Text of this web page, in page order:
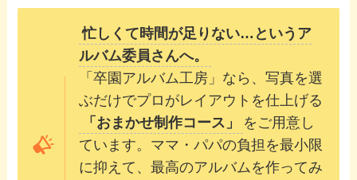
忙しくて時間が足りない…というア
ルバム委員さんへ。
「卒園アルバム工房」なら、写真を選
ぶだけでプロがレイアウトを仕上げる
「おまかせ制作コース」
をご用意し
ています。ママ・パパの負担を最小限
に抑えて、最高のアルバムを作ってみ